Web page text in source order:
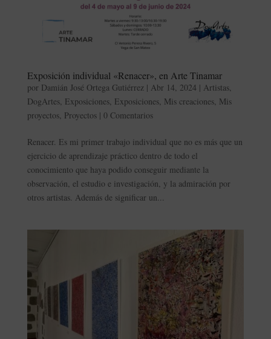
Exposición individual «Renacer», en Arte Tinamar
por Damián José Ortega Gutiérrez| Abr 14, 2024| Artistas,
DogArtes, Exposiciones, Exposiciones, Mis creaciones, Mis
proyectos, Proyectos| 0 Comentarios
Renacer. Es mi primer trabajo individual que no es más que un
ejercicio de aprendizaje práctico dentro de todo el
conocimiento que haya podido conseguir mediante la
observación, el estudio e investigación, y la admiración por
otros artistas. Además de significar un...